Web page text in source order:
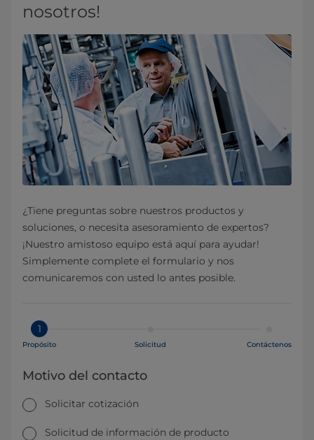
nosotros!
¿Tiene preguntas sobre nuestros productos y
soluciones, o necesita asesoramiento de expertos?
¡Nuestro amistoso equipo está aquí para ayudar!
Simplemente complete el formulario y nos
comunicaremos con usted lo antes posible.
1
Propósito Solicitud Contáctenos
Motivo del contacto
Solicitar cotización
Solicitud de información de producto